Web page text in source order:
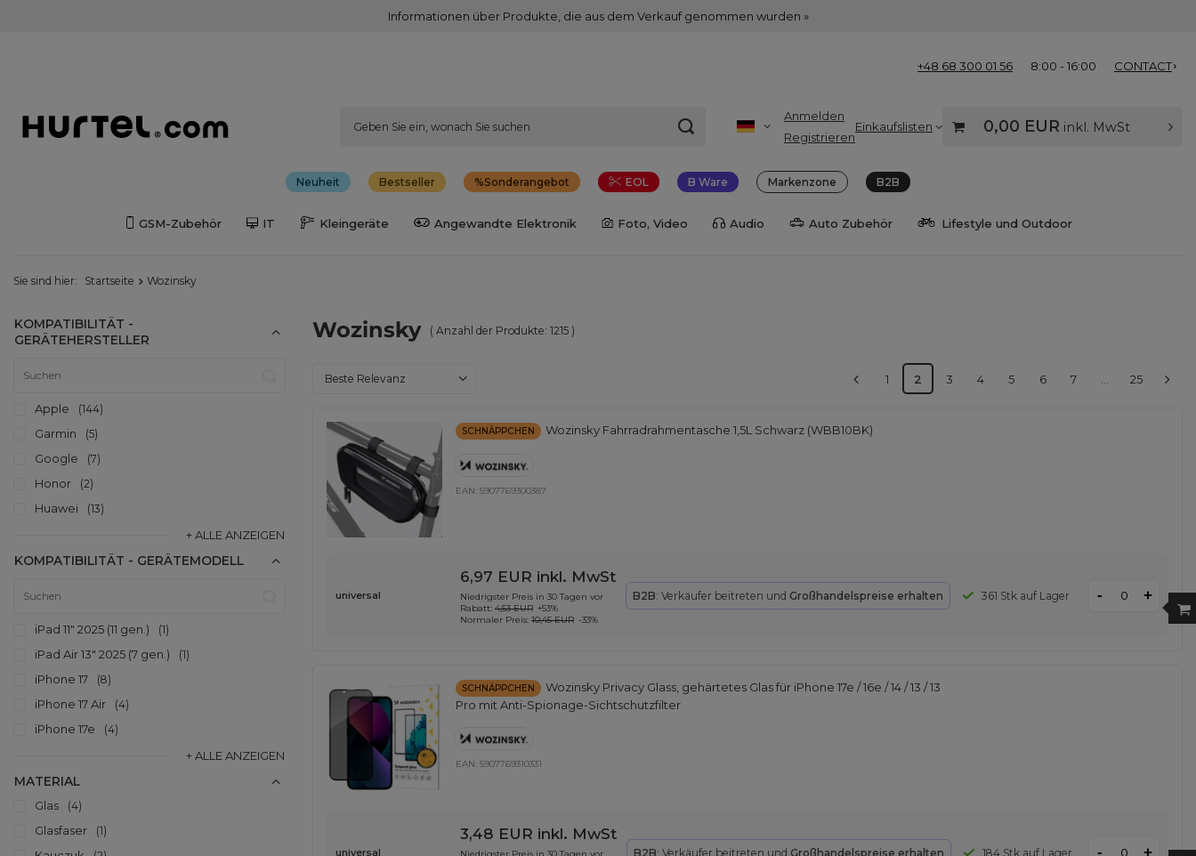
Informationen über Produkte, die aus dem Verkauf genommen wurden »
+48 68 300 01 56 8:00 - 16:00 CONTACT
Anmelden
Registrieren
Einkaufslisten 0,00 EUR inkl. MwSt
Neuheit Bestseller Sonderangebot EOL B Ware Markenzone B2B
GSM-Zubehör IT Kleingeräte Angewandte Elektronik Foto, Video Audio Auto Zubehör Lifestyle und Outdoor
Sie sind hier: Startseite Wozinsky
KOMPATIBILITÄT -
GERÄTEHERSTELLER
Apple 144
Garmin 5
Google 7
Honor 2
Huawei 13
+ ALLE ANZEIGEN
KOMPATIBILITÄT - GERÄTEMODELL
iPad 11" 2025 (11 gen.) 1
iPad Air 13" 2025 (7 gen.) 1
iPhone 17 8
iPhone 17 Air 4
iPhone 17e 4
+ ALLE ANZEIGEN
MATERIAL
Glas 4
Glasfaser 1
Wozinsky ( Anzahl der Produkte: 1215 )
Sortierung ändern
Beste Relevanz 1 2 3 4 5 6 7 25
SCHNÄPPCHEN Wozinsky Fahrradrahmentasche 1,5L Schwarz (WBB10BK)
EAN: 5907769300387
universal
6,97 EUR inkl. MwSt
Niedrigster Preis in 30 Tagen vor
Rabatt: 4,53 EUR +53%
Normaler Preis: 10,45 EUR -33%
B2B: Verkäufer beitreten und Großhandelspreise erhalten 361 Stk auf Lager - +
SCHNÄPPCHEN
Wozinsky Privacy Glass, gehärtetes Glas für iPhone 17e / 16e / 14 / 13 / 13
Pro mit Anti-Spionage-Sichtschutzfilter
EAN: 5907769310331
universal
3,48 EUR inkl. MwSt
B2B: Verkäufer beitreten und Großhandelspreise erhalten 184 Stk auf Lager - +